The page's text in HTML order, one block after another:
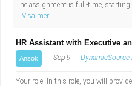
The assignment is full-time,
Visa mer
HR Assistant with Executive
Ansök Sep 9 DynamicSource
Your role: In this role, you will